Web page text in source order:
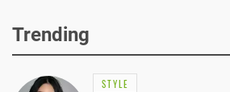
Trending
STYLE